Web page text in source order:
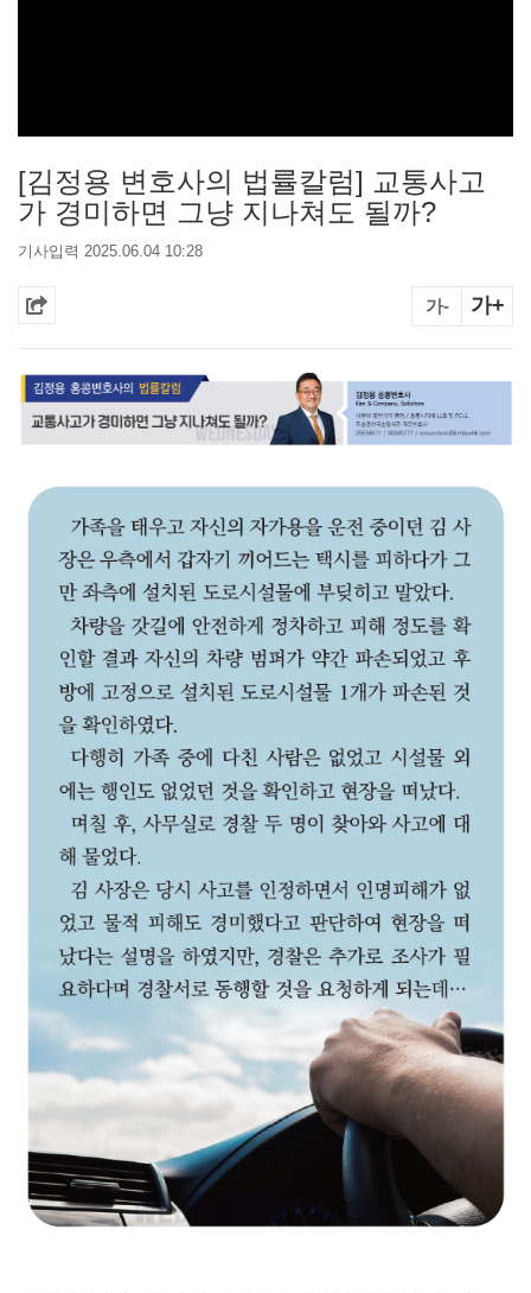
[김정용 변호사의 법률칼럼] 교통사고
가 경미하면 그냥 지나쳐도 될까?
기사입력 2025.06.04 10:28
가- 가+